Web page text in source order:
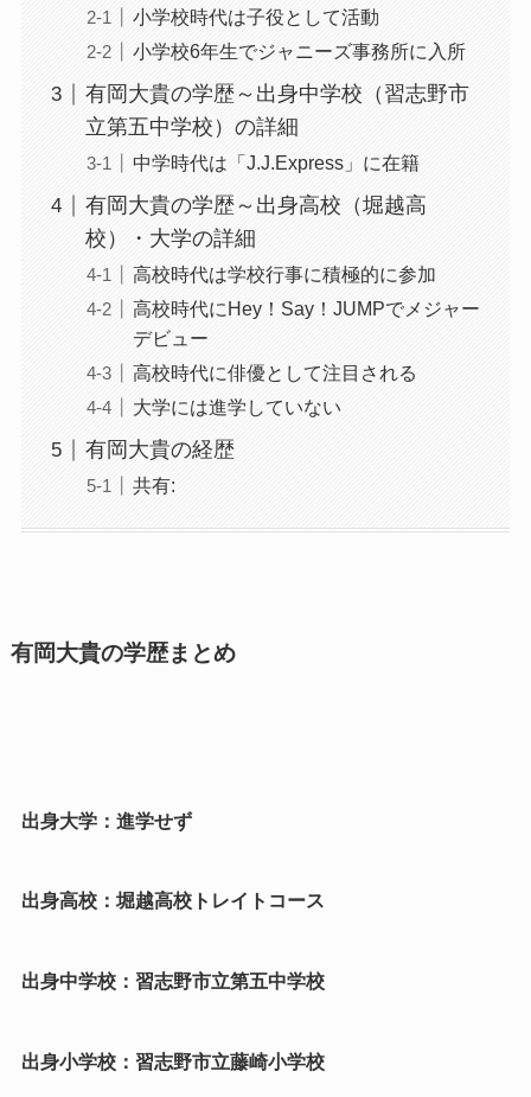
小学校時代は子役として活動
小学校6年生でジャニーズ事務所に入所
有岡大貴の学歴～出身中学校（習志野市
立第五中学校）の詳細
中学時代は「J.J.Express」に在籍
有岡大貴の学歴～出身高校（堀越高
校）・大学の詳細
高校時代は学校行事に積極的に参加
高校時代にHey！Say！JUMPでメジャー
デビュー
高校時代に俳優として注目される
大学には進学していない
有岡大貴の経歴
共有:
有岡大貴の学歴まとめ
出身大学：進学せず
出身高校：堀越高校トレイトコース
出身中学校：習志野市立第五中学校
出身小学校：習志野市立藤崎小学校